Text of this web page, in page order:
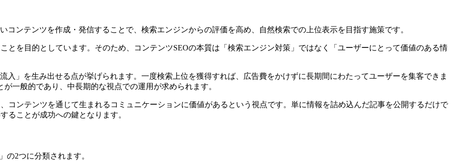
コンテンツを作成・発信することで、検索エンジンからの評価を高め、自然検索での上位表示を目指す施策です。
とを目的としています。そのため、コンテンツSEOの本質は「検索エンジン対策」ではなく「ユーザーにとって価値のある情
入」を生み出せる点が挙げられます。一度検索上位を獲得すれば、広告費をかけずに長期間にわたってユーザーを集客できま
一般的であり、中長期的な視点での運用が求められます。
コンテンツを通じて生まれるコミュニケーションに価値があるという視点です。単に情報を詰め込んだ記事を公開するだけで
ることが成功への鍵となります。
の2つに分類されます。